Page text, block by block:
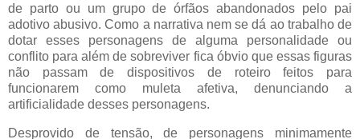
de parto ou um grupo de órfãos abandonados pelo pai
adotivo abusivo. Como a narrativa nem se dá ao trabalho de
dotar esses personagens de alguma personalidade ou
conflito para além de sobreviver fica óbvio que essas figuras
não passam de dispositivos de roteiro feitos para
funcionarem como muleta afetiva, denunciando a
artificialidade desses personagens.
Desprovido de tensão, de personagens minimamente